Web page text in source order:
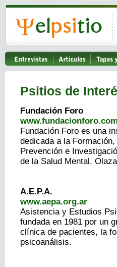
Psitios de
Fundación Foro
www.fundacionforo.com
Fundación Foro es una
dedicada a la
Prevención e
de la Salud Mental.
A.E.P.A.
www.aepa.org.ar
Asistencia y Estudios
fundada en 1981 por un
clínica de pacientes, la
psicoanálisis.